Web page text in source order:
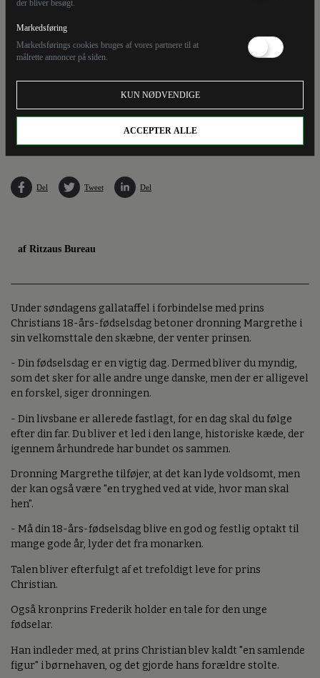
der bliver besøgt.
Markedsføring
Markedsførings cookies bruges af vores partnere til at
målrette annoncer på siden.
KUN NØDVENDIGE
ACCEPTER ALLE
Ifølge TV 2 vil prins Christian holde en tale under gallataflet i forbindelse med sin 18-
Del Tweet Del
af Ritzaus Bureau
Under søndagens gallataffel i forbindelse med prins
Christians 18-års-fødselsdag betoner dronning Margrethe i
sin velkomsttale den skæbne, der venter prinsen.
- Din fødselsdag er en vigtig dag. Dermed bliver du myndig,
som det sker for alle andre unge danske, men der er alligevel
en forskel, siger dronningen.
- Din livsbane er allerede fastlagt, for en dag skal du følge
efter din far. Du bliver et led i den lange, historiske kæde, der
igennem århundrede har bundet os sammen.
Dronning Margrethe tilføjer, at det kan lyde voldsomt, men
der kan også være "en tryghed ved at vide, hvor man skal
hen".
- Må din 18-års-fødselsdag blive en god og festlig optakt til
mange gode år, lyder det fra monarken.
Talen bliver efterfulgt af et trefoldigt leve for prins
Christian.
Også kronprins Frederik holder en tale for den unge
fødselar.
Han indleder med, at prins Christian blev kaldt "en samlende
figur" i børnehaven, og det gjorde hans forældre stolte.